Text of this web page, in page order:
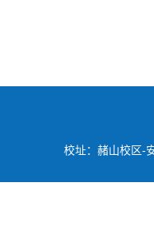
校址：赭山校区-